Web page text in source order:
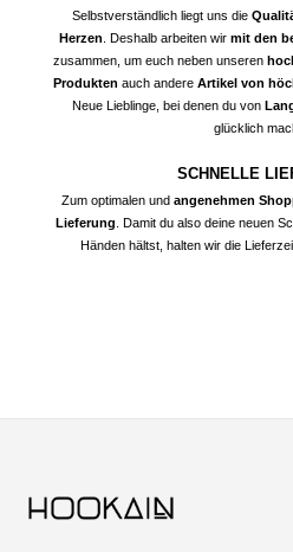
Selbstverständlich liegt uns die
Herzen. Deshalb arbeiten wir mit den
zusammen, um euch neben unseren
Produkten auch andere Artikel von
Neue Lieblinge, bei denen du von
glücklich
SCHNELLE
Zum optimalen und angenehmen
Lieferung. Damit du also deine neuen
Händen hältst, halten wir die